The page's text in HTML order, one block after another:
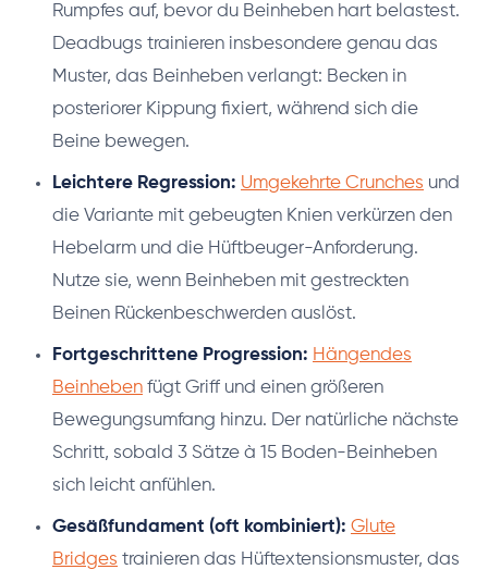
Rumpfes auf, bevor du Beinheben hart belastest.
Deadbugs trainieren insbesondere genau das
Muster, das Beinheben verlangt: Becken in
posteriorer Kippung fixiert, während sich die
Beine bewegen.
Leichtere Regression: Umgekehrte Crunches und
die Variante mit gebeugten Knien verkürzen den
Hebelarm und die Hüftbeuger-Anforderung.
Nutze sie, wenn Beinheben mit gestreckten
Beinen Rückenbeschwerden auslöst.
Fortgeschrittene Progression: Hängendes
Beinheben fügt Griff und einen größeren
Bewegungsumfang hinzu. Der natürliche nächste
Schritt, sobald 3 Sätze à 15 Boden-Beinheben
sich leicht anfühlen.
Gesäßfundament (oft kombiniert): Glute
Bridges trainieren das Hüftextensionsmuster, das